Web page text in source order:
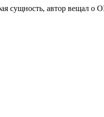
сущность, автор вещал о